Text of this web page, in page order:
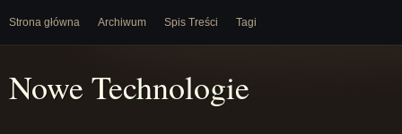
Strona główna Archiwum Spis Treści Tagi
Nowe Technologie